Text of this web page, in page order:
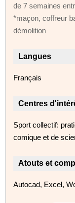
de 7 semaines
*maçon, coffreur
démolition
Langues
Français
Centres
Sport collectif:
comique et de
Atouts et
Autocad, Excel,